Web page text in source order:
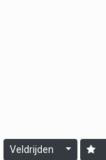
Veldrijden